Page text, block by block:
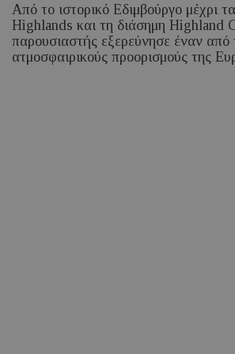
Από το ιστορικό Εδιμβούργο μέχρι
Highlands και τη διάσημη Highland
παρουσιαστής εξερεύνησε έναν από
ατμοσφαιρικούς προορισμούς της